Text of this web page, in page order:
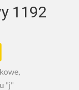
1192
,
"j"